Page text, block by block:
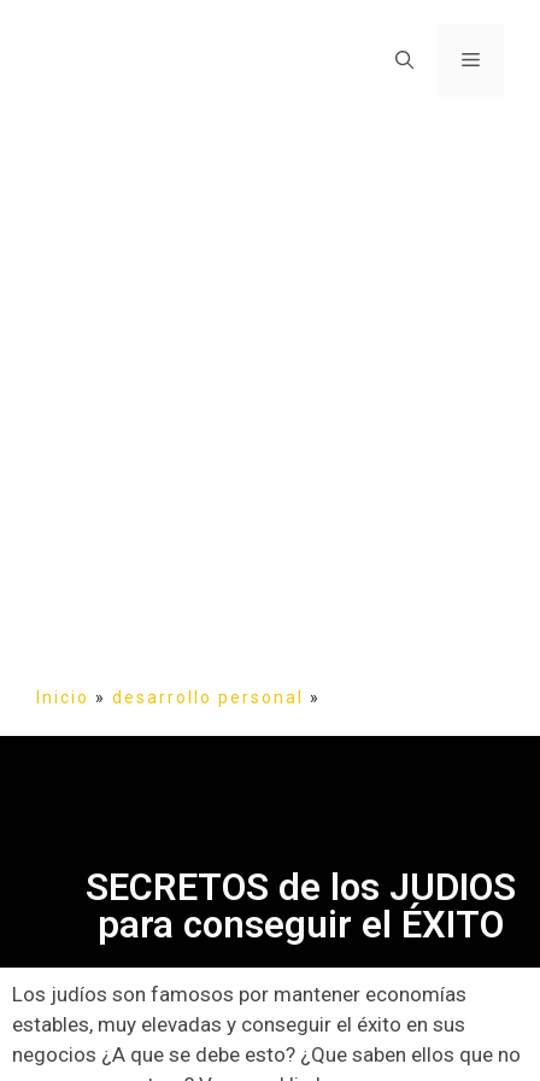
Inicio » desarrollo personal »
SECRETOS de los JUDIOS
para conseguir el ÉXITO
Los judíos son famosos por mantener economías
estables, muy elevadas y conseguir el éxito en sus
negocios ¿A que se debe esto? ¿Que saben ellos que no